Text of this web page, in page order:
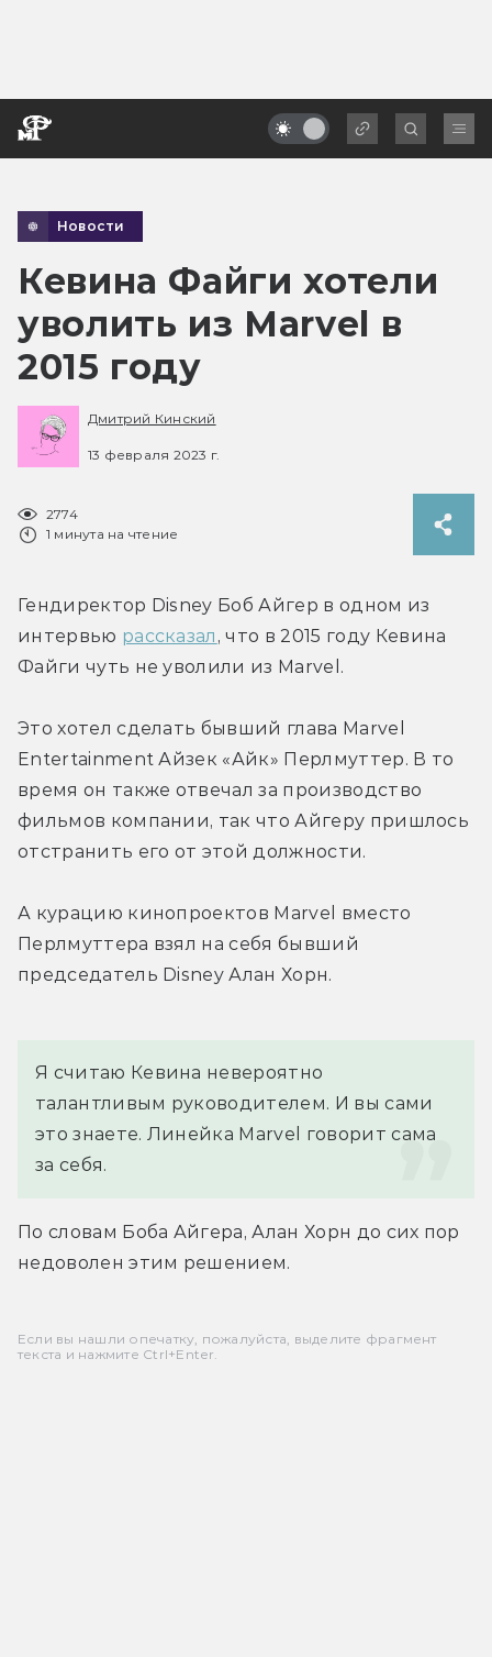
Новости
Кевина Файги хотели
уволить из Marvel в
2015 году
Дмитрий Кинский
13 февраля 2023 г.
2774
1 минута на чтение
Гендиректор Disney Боб Айгер в одном из
интервью рассказал , что в 2015 году Кевина
Файги чуть не уволили из Marvel.
Это хотел сделать бывший глава Marvel
Entertainment Айзек «Айк» Перлмуттер. В то
время он также отвечал за производство
фильмов компании, так что Айгеру пришлось
отстранить его от этой должности.
А курацию кинопроектов Marvel вместо
Перлмуттера взял на себя бывший
председатель Disney Алан Хорн.
Я считаю Кевина невероятно
талантливым руководителем. И вы сами
это знаете. Линейка Marvel говорит сама
за себя.
По словам Боба Айгера, Алан Хорн до сих пор
недоволен этим решением.
Если вы нашли опечатку, пожалуйста, выделите фрагмент
текста и нажмите Ctrl+Enter.